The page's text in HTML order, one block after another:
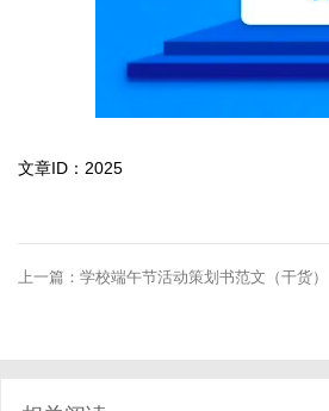
文章ID：2025
上一篇： 学校端午节活动策划书范文（干货）